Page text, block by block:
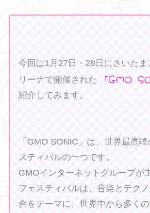
今回は1月27日・28日にさいたま
リーナで開催された
「GMO
紹介してみます。
「GMO SONIC」は、世界最高
スティバルの一つです。
GMOインターネットグループが
フェスティバルは、音楽とテク
合をテーマに、世界中から多く